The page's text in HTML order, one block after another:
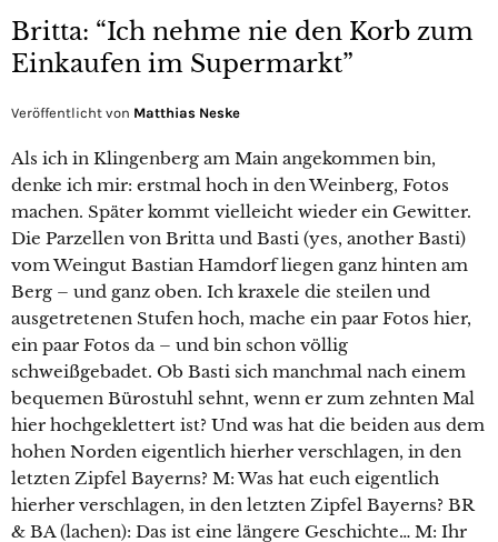
Britta: “Ich nehme nie den Korb zum
Einkaufen im Supermarkt”
Veröffentlicht von Matthias Neske
Als ich in Klingenberg am Main angekommen bin,
denke ich mir: erstmal hoch in den Weinberg, Fotos
machen. Später kommt vielleicht wieder ein Gewitter.
Die Parzellen von Britta und Basti (yes, another Basti)
vom Weingut Bastian Hamdorf liegen ganz hinten am
Berg – und ganz oben. Ich kraxele die steilen und
ausgetretenen Stufen hoch, mache ein paar Fotos hier,
ein paar Fotos da – und bin schon völlig
schweißgebadet. Ob Basti sich manchmal nach einem
bequemen Bürostuhl sehnt, wenn er zum zehnten Mal
hier hochgeklettert ist? Und was hat die beiden aus dem
hohen Norden eigentlich hierher verschlagen, in den
letzten Zipfel Bayerns? M: Was hat euch eigentlich
hierher verschlagen, in den letzten Zipfel Bayerns? BR
& BA (lachen): Das ist eine längere Geschichte… M: Ihr